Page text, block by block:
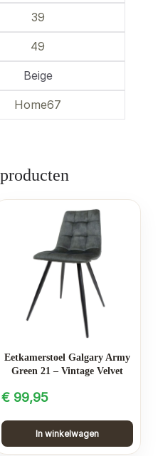
39
49
Beige
Home67
Eetkamerstoel Galgary Army
Green 21 – Vintage Velvet
€99,95
In winkelwagen